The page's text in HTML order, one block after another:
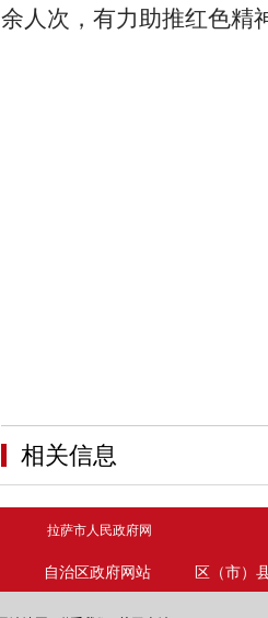
余人次，有力助推红色精
相关信息
拉萨市人民政府网
自治区政府网站 区（市）